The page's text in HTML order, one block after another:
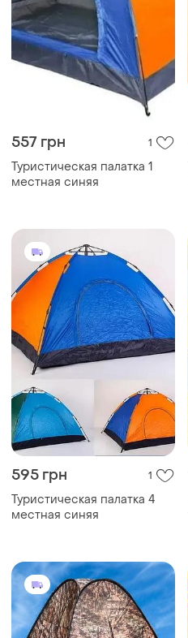
557 грн 1
Туристическая палатка 1
местная синяя
595 грн 1
Туристическая палатка 4
местная синяя